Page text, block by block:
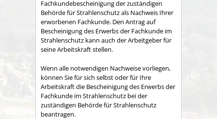
Fachkundebescheinigung der zuständigen
Behörde für Strahlenschutz als Nachweis Ihrer
erworbenen Fachkunde. Den Antrag auf
Bescheinigung des Erwerbs der Fachkunde im
Strahlenschutz kann auch der Arbeitgeber für
seine Arbeitskraft stellen.
Wenn alle notwendigen Nachweise vorliegen,
können Sie für sich selbst oder für Ihre
Arbeitskraft die Bescheinigung des Erwerbs der
Fachkunde im Strahlenschutz bei der
zuständigen Behörde für Strahlenschutz
beantragen.